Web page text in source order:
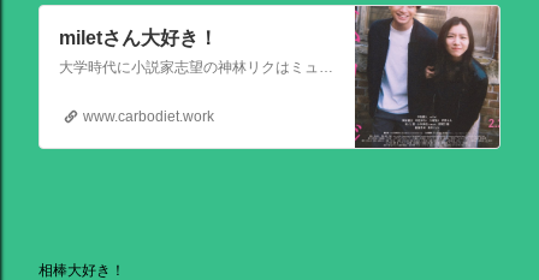
miletさん大好き！
大学時代に小説家志望の神林リクはミュージシャンを目指す前園ミナミと出会う。二人は互いに一目惚れして結婚。 8年後、リクは超人気のベストセラー作家となるがミナミは志半ばで夢を諦めていた。そんなある日ミナミとケンカした翌朝リクが目覚めると、なぜかミナミは大スターでリクは小説家ではなくいち編集者という世界
www.carbodiet.work
相棒大好き！